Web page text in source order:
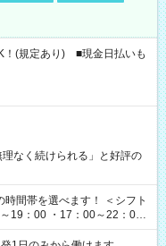
(規定あり) ■現金日払いも
なく続けられる」と好評の
19：00 ・17：00～22：00
6：00 など